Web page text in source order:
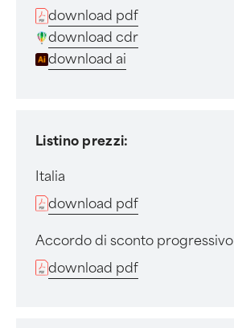
download pdf
download cdr
download ai
Listino prezzi:
Italia
download pdf
Accordo di sconto progressivo
download pdf